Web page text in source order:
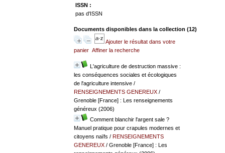
ISSN :
pas d'ISSN
Documents disponibles dans la collection (12)
Ajouter le résultat dans votre
panier Affiner la recherche
L'agriculture de destruction massive :
les conséquences sociales et écologiques
de l'agriculture intensive/
RENSEIGNEMENTS GENEREUX/
Grenoble [France] : Les renseignements
généreux (2006)
Comment blanchir l'argent sale ?
Manuel pratique pour crapules modernes et
citoyens naïfs / RENSEIGNEMENTS
GENEREUX/ Grenoble [France] : Les